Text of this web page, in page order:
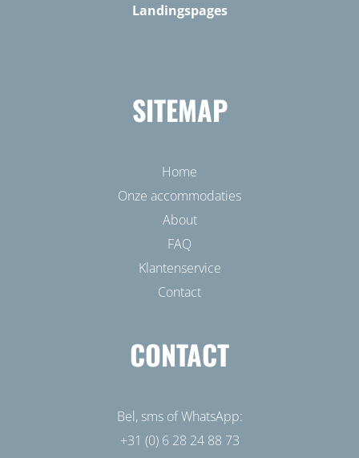
Landingspages
SITEMAP
Home
Onze accommodaties
About
FAQ
Klantenservice
Contact
CONTACT
Bel, sms of WhatsApp:
+31 (0) 6 28 24 88 73